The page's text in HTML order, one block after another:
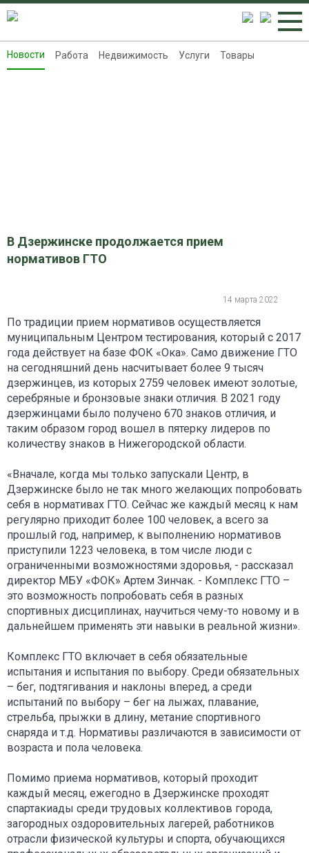
Новости
Новости Работа Недвижимость Услуги Товары
В Дзержинске продолжается прием
нормативов ГТО
14 марта 2022
По традиции прием нормативов осуществляется
муниципальным Центром тестирования, который с 2017
года действует на базе ФОК «Ока». Само движение ГТО
на сегодняшний день насчитывает более 9 тысяч
дзержинцев, из которых 2759 человек имеют золотые,
серебряные и бронзовые знаки отличия. В 2021 году
дзержинцами было получено 670 знаков отличия, и
таким образом город вошел в пятерку лидеров по
количеству знаков в Нижегородской области.
«Вначале, когда мы только запускали Центр, в
Дзержинске было не так много желающих попробовать
себя в нормативах ГТО. Сейчас же каждый месяц к нам
регулярно приходит более 100 человек, а всего за
прошлый год, например, к выполнению нормативов
приступили 1223 человека, в том числе люди с
ограниченными возможностями здоровья, - рассказал
директор МБУ «ФОК» Артем Зинчак. - Комплекс ГТО –
это возможность попробовать себя в разных
спортивных дисциплинах, научиться чему-то новому и в
дальнейшем применять эти навыки в реальной жизни».
Комплекс ГТО включает в себя обязательные
испытания и испытания по выбору. Среди обязательных
– бег, подтягивания и наклоны вперед, а среди
испытаний по выбору – бег на лыжах, плавание,
стрельба, прыжки в длину, метание спортивного
снаряда и т.д. Нормативы различаются в зависимости от
возраста и пола человека.
Помимо приема нормативов, который проходит
каждый месяц, ежегодно в Дзержинске проходят
спартакиады среди трудовых коллективов города,
загородных оздоровительных лагерей, работников
отрасли физической культуры и спорта, обучающихся